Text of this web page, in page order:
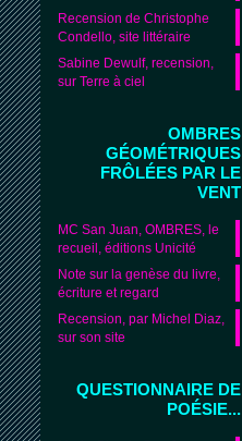
Recension de Christophe
Condello, site littéraire
Sabine Dewulf, recension,
sur Terre à ciel
OMBRES
GÉOMÉTRIQUES
FRÔLÉES PAR LE
VENT
MC San Juan, OMBRES, le
recueil, éditions Unicité
Note sur la genèse du livre,
écriture et regard
Recension, par Michel Diaz,
sur son site
QUESTIONNAIRE DE
POÉSIE...